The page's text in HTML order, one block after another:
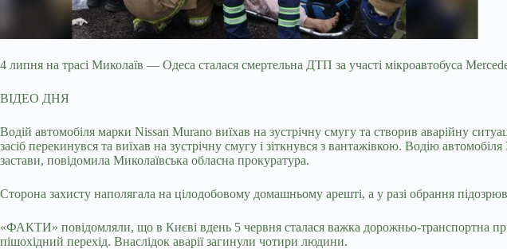
4 липня на трасі Миколаїв — Одеса сталася смертельна ДТП за участі мікроавтобуса
ВІДЕО ДНЯ
Водій автомобіля марки Nissan Murano виїхав на зустрічну смугу та створив аварійну
засіб перекинувся та виїхав на зустрічну смугу і зіткнувся з вантажівкою. Водію
застави, повідомила Миколаївська обласна прокуратура.
Сторона захисту наполягала на цілодобовому домашньому арешті, а у разі обрання
«ФАКТИ» повідомляли, що в Києві вдень 5 червня сталася важка дорожньо-транспортна
пішохідний перехід. Внаслідок аварії загинули чотири людини.